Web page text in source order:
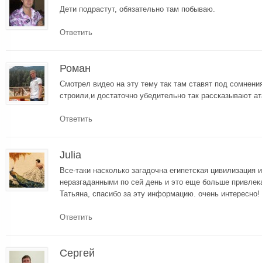
Дети подрастут, обязательно там побываю.
Ответить
Роман
Смотрел видео на эту тему так там ставят под
строили,и достаточно убедительно так рассказывают
Ответить
Julia
Все-таки насколько загадочна египетская
неразгаданными по сей день и это еще больше
Татьяна, спасибо за эту информацию. очень интересно!
Ответить
Сергей